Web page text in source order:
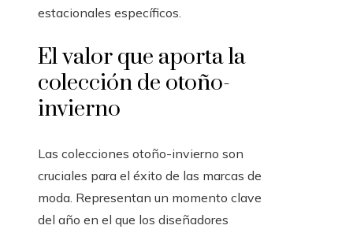
estacionales específicos.
El valor que aporta la
colección de otoño-
invierno
Las colecciones otoño-invierno son
cruciales para el éxito de las marcas de
moda. Representan un momento clave
del año en el que los diseñadores